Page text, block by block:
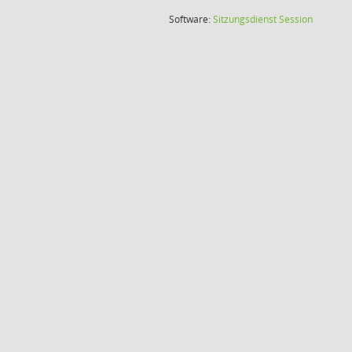
Software:SitzungsdienstSession(Wird in